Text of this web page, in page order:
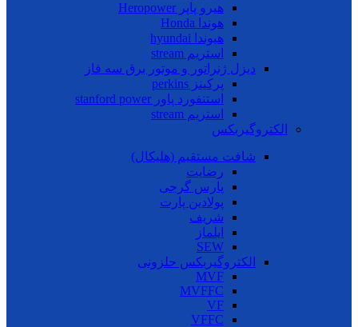
هیرو پاپر Heropower
هوندا Honda
هیوندا hyundai
استریم stream
دیزل ژنراتور و موتور برق سه فاز
پرکینز perkins
استنفورد پاور stanford power
استریم stream
الکتروگیربکس
شافت مستقیم (هلیکال)
رضایت
پارس گرجی
پولادین پارت
شریف
ایلماز
SEW
الکتروگیربکس حلزونی
MVF
MVFFC
VF
VFFC